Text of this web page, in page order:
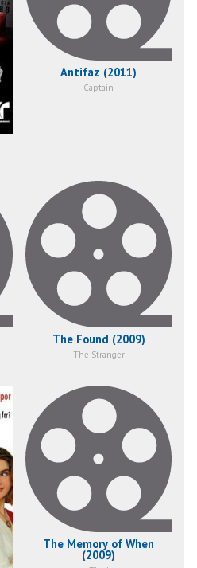
Antifaz (2011)
Captain
The Found (2009)
The Stranger
The Memory of When
(2009)